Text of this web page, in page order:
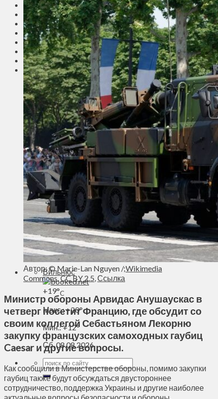
Соседи
Транспорт
Выбор читателей
Калейдоскоп
Армия
Сейм Литвы
Культура
Больше
Фоторепортаж
Туризм
ЛК рекомендует
Сеньорам
Образование
Здравоохранение
Экология
Происшествия
Приграничье
Деньги
Визиты
Выборы
Агроновости
Едим дома
Ищу семью
Духовное пространство
Спорт
Технологии
Энергетика
Вильнюс
+19°C
Макс.:+20°
Мин.:+12°
Сб, 08.08.2026
Автор: © Marie-Lan Nguyen /;Wikimedia
Commons,CC BY 2.5,Ссылка
Министр обороны Арвидас Анушаускас в
четверг посетит Францию, где обсудит со
своим коллегой Себастьяном Лекорню
закупку французских самоходных гаубиц
Caesar и другие вопросы.
Как сообщили в Министерстве обороны, помимо закупки
гаубиц также будут обсуждаться двустороннее
сотрудничество, поддержка Украины и другие наиболее